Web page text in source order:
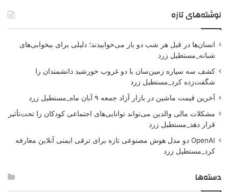
نوشته‌های تازه
انسان‌ها در قبل هر شب دو بار می‌خوابیدند؛ دلیلی برای بیخوابی‌های
شبانه_مستطیل زرد
کشف سه سیاره زمین‌سان با دو غروب خورشید دانشمندان را
شگفت‌زده کرد_مستطیل زرد
آخرین قیمت ماشین در بازار آزاد جمعه ۹ آبان ماه_مستطیل زرد
مشکلات مالی والدین می‌تواند توانایی‌های اجتماعی کودکان را تحت‌تأثیر
قرار دهد_مستطیل زرد
OpenAI دو مدل هوش مصنوعی تازه برای ترقی ایمنی آنلاین معارفه
کرد_مستطیل زرد
دسته‌ها